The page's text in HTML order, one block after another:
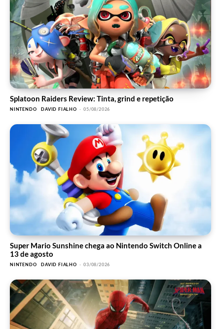
Splatoon Raiders Review: Tinta, grind e repetição
NINTENDO DAVID FIALHO - 05/08/2026
Super Mario Sunshine chega ao Nintendo Switch Online a
13 de agosto
NINTENDO DAVID FIALHO - 03/08/2026